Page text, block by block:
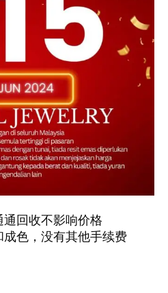
通回收不影响价格
色，没有其他手续费